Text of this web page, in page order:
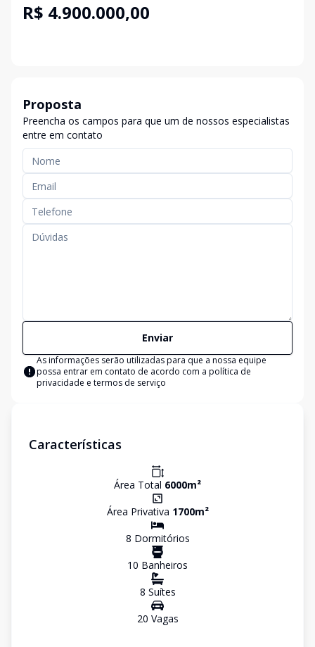
R$ 4.900.000,00
Proposta
Preencha os campos para que um de nossos especialistas
entre em contato
Enviar
As informações serão utilizadas para que a nossa equipe
possa entrar em contato de acordo com a política de
privacidade e termos de serviço
Características
Área Total 6000m²
Área Privativa 1700m²
8 Dormitórios
10 Banheiros
8 Suítes
20 Vagas